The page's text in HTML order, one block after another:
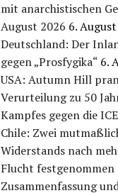
mit anarchistischen
August 2026 6.
Deutschland: Der
gegen „Prosfygika“ 6.
USA: Autumn Hill
Verurteilung zu 50
Kampfes gegen die
Chile: Zwei
Widerstands nach
Flucht festgenommen
Zusammenfassung